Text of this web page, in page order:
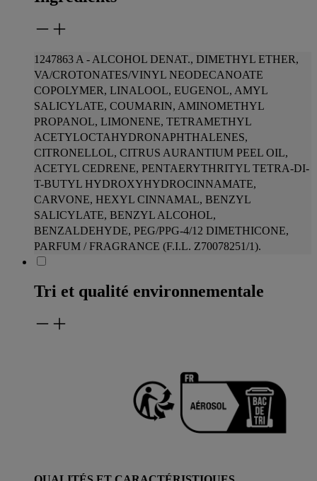
1247863 A - ALCOHOL DENAT., DIMETHYL ETHER,
VA/CROTONATES/VINYL NEODECANOATE
COPOLYMER, LINALOOL, EUGENOL, AMYL
SALICYLATE, COUMARIN, AMINOMETHYL
PROPANOL, LIMONENE, TETRAMETHYL
ACETYLOCTAHYDRONAPHTHALENES,
CITRONELLOL, CITRUS AURANTIUM PEEL OIL,
ACETYL CEDRENE, PENTAERYTHRITYL TETRA-DI-
T-BUTYL HYDROXYHYDROCINNAMATE,
CARVONE, HEXYL CINNAMAL, BENZYL
SALICYLATE, BENZYL ALCOHOL,
BENZALDEHYDE, PEG/PPG-4/12 DIMETHICONE,
PARFUM / FRAGRANCE (F.I.L. Z70078251/1).
Tri et qualité environnementale